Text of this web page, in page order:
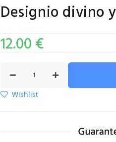
Designio divino
12.00€
Wishlist